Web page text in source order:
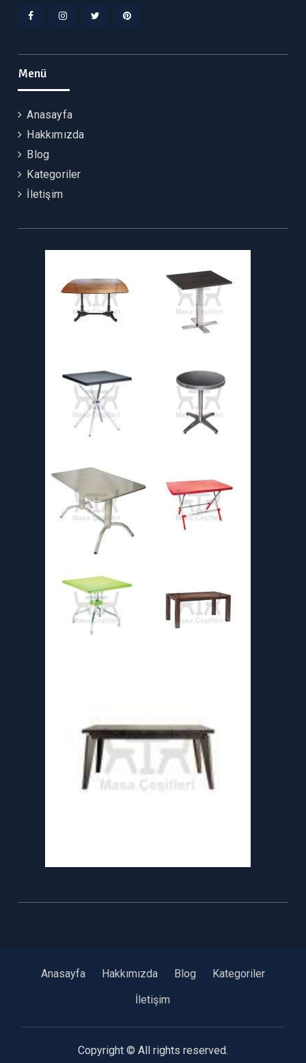
Menü
Anasayfa
Hakkımızda
Blog
Kategoriler
İletişim
Anasayfa Hakkımızda Blog
Kategoriler
İletişim
Copyright © All rights reserved.